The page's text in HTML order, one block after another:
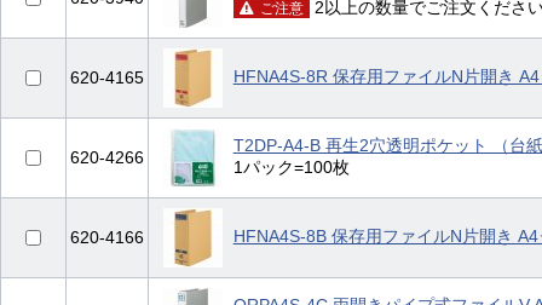
ご注意 2以上の数量でご注文くださ
620-4165 HFNA4S-8R 保存用ファイルN片開き
620-4266
T2DP-A4-B 再生2穴透明ポケット （台
1パック=100枚
620-4166 HFNA4S-8B 保存用ファイルN片開き